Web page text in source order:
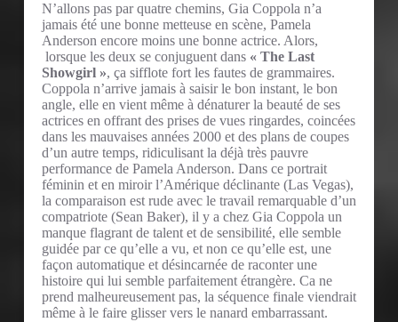
N’allons pas par quatre chemins, Gia Coppola n’a
jamais été une bonne metteuse en scène, Pamela
Anderson encore moins une bonne actrice. Alors,
lorsque les deux se conjuguent dans « The Last
Showgirl », ça sifflote fort les fautes de grammaires.
Coppola n’arrive jamais à saisir le bon instant, le bon
angle, elle en vient même à dénaturer la beauté de ses
actrices en offrant des prises de vues ringardes, coincées
dans les mauvaises années 2000 et des plans de coupes
d’un autre temps, ridiculisant la déjà très pauvre
performance de Pamela Anderson. Dans ce portrait
féminin et en miroir l’Amérique déclinante (Las Vegas),
la comparaison est rude avec le travail remarquable d’un
compatriote (Sean Baker), il y a chez Gia Coppola un
manque flagrant de talent et de sensibilité, elle semble
guidée par ce qu’elle a vu, et non ce qu’elle est, une
façon automatique et désincarnée de raconter une
histoire qui lui semble parfaitement étrangère. Ca ne
prend malheureusement pas, la séquence finale viendrait
même à le faire glisser vers le nanard embarrassant.